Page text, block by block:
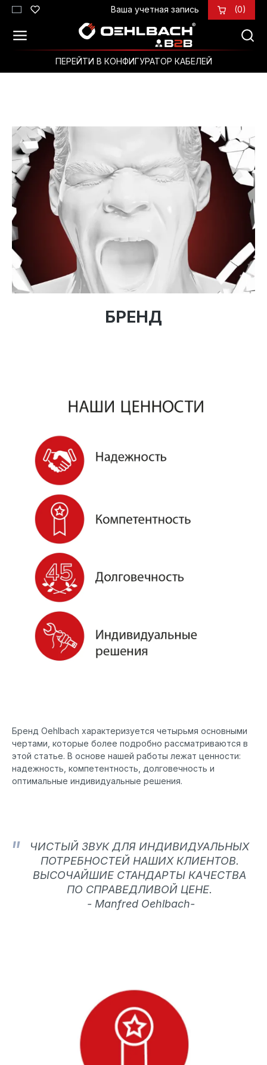
Перейти к основному содержанию
Ваша учетная запись (0)
ПЕРЕЙТИ В КОНФИГУРАТОР КАБЕЛЕЙ
БРЕНД
Бренд Oehlbach характеризуется четырьмя основными
чертами, которые более подробно рассматриваются в
этой статье. В основе нашей работы лежат ценности:
надежность, компетентность, долговечность и
оптимальные индивидуальные решения.
ЧИСТЫЙ ЗВУК ДЛЯ ИНДИВИДУАЛЬНЫХ
ПОТРЕБНОСТЕЙ НАШИХ КЛИЕНТОВ.
ВЫСОЧАЙШИЕ СТАНДАРТЫ КАЧЕСТВА
ПО СПРАВЕДЛИВОЙ ЦЕНЕ.
- Manfred Oehlbach-